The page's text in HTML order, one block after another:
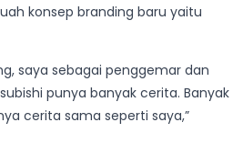
konsep branding baru yaitu
saya sebagai penggemar dan
punya banyak cerita. Banyak
cerita sama seperti saya,”